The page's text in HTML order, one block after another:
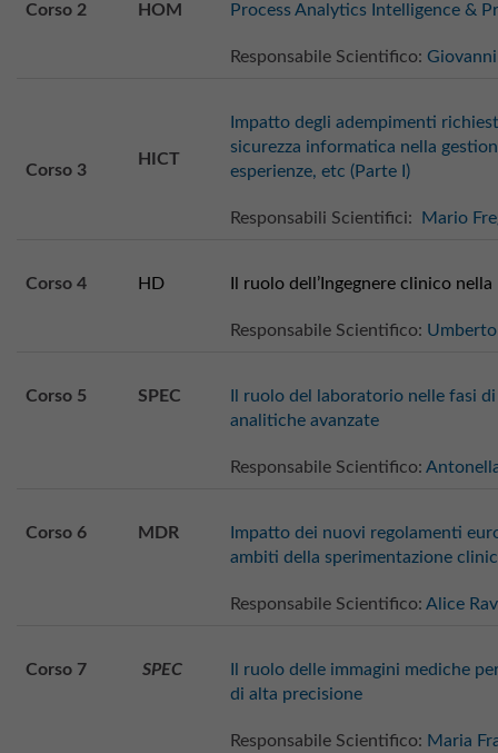
Corso 2 HOM Process Analytics Intelligence &
Responsabile Scientifico:
Corso 3
HICT
Impatto degli adempimenti
sicurezza informatica nella
esperienze, etc (Parte I)
Responsabili Scientifici: Mario
Corso 4 HD Il ruolo dell’Ingegnere clinico
Responsabile Scientifico:
Corso 5 SPEC
Il ruolo del laboratorio nelle fasi
analitiche avanzate
Responsabile Scientifico:
Corso 6 MDR
Impatto dei nuovi regolamenti
ambiti della sperimentazione
Responsabile Scientifico: Alice
Corso 7 SPEC
Il ruolo delle immagini mediche
di alta precisione
Responsabile Scientifico: Maria